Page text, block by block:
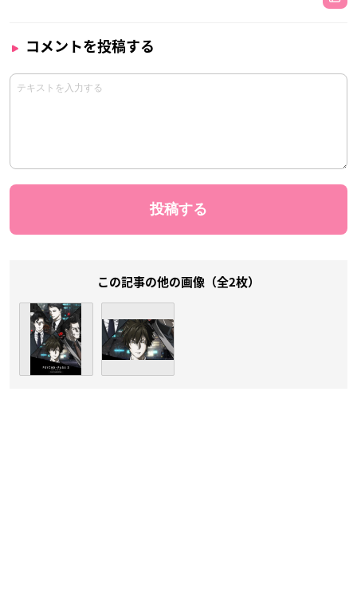
コメントを投稿する
この記事の他の画像（全2枚）